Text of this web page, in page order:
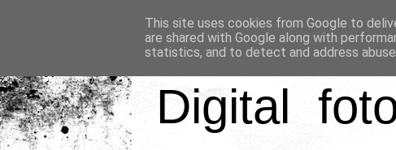
Digital
This site uses cookies from Google to
are shared with Google along with
statistics, and to detect and address